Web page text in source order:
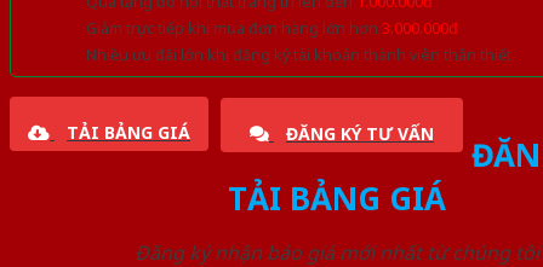
Giảm trực tiếp khi mua đơn hàng lớn hơn 3.000.000đ
Nhiều ưu đãi lớn khi đăng ký tài khoản thành viên thân thiết
TẢI BẢNG GIÁ ĐĂNG KÝ TƯ VẤN
TẢI BẢNG GIÁ
Đăng ký nhận báo giá mới nhất từ chúng tôi